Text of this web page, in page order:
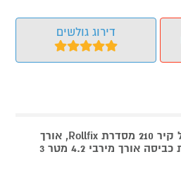
דירוג גולשים
מייבש כביסה נגלל קיר אל קיר 210 מסדרת Rollfix, אורך
לתלייה 21 מטר כ-2 מכונות כביסה אורך מירבי 4.2 מטר 3